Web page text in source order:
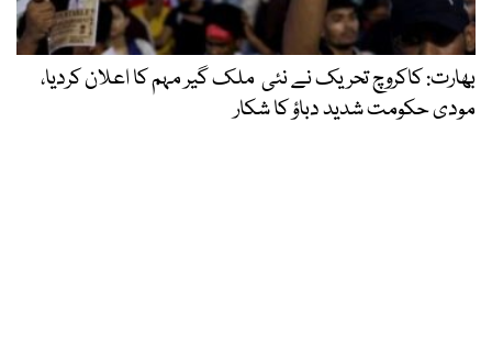
بھارت: کاکروچ تحریک نے نئی ملک گیر مہم کا اعلان کردیا،
مودی حکومت شدید دباؤ کا شکار